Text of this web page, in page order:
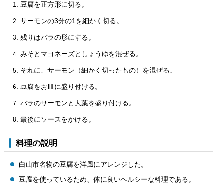
豆腐を正方形に切る。
サーモンの3分の1を細かく切る。
残りはバラの形にする。
みそとマヨネーズとしょうゆを混ぜる。
それに、サーモン（細かく切ったもの）を混ぜる。
豆腐をお皿に盛り付ける。
バラのサーモンと大葉を盛り付ける。
最後にソースをかける。
料理の説明
白山市名物の豆腐を洋風にアレンジした。
豆腐を使っているため、体に良いヘルシーな料理である。